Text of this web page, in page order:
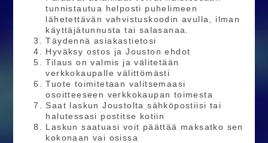
tunnistautua helposti puhelimeen
lähetettävän vahvistuskoodin avulla, ilman
käyttäjätunnusta tai salasanaa.
Täydennä asiakastietosi
Hyväksy ostos ja Jouston ehdot
Tilaus on valmis ja välitetään
verkkokaupalle välittömästi
Tuote toimitetaan valitsemaasi
osoitteeseen verkkokaupan toimesta
Saat laskun Joustolta sähköpostiisi tai
halutessasi postitse kotiin
Laskun saatuasi voit päättää maksatko sen
kokonaan vai osissa